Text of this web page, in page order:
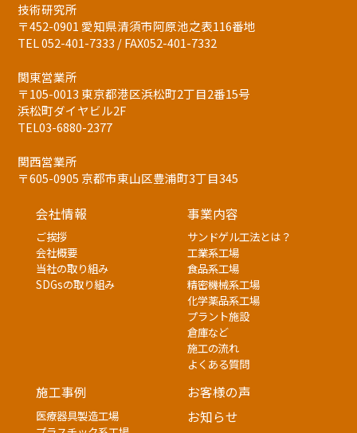
技術研究所
〒452-0901 愛知県清須市阿原池之表116番地
TEL 052-401-7333 / FAX052-401-7332
関東営業所
〒105-0013 東京都港区浜松町2丁目2番15号
浜松町ダイヤビル2F
TEL03-6880-2377
関西営業所
〒605-0905 京都市東山区豊浦町3丁目345
会社情報
ご挨拶
会社概要
当社の取り組み
SDGsの取り組み
事業内容
サンドゲル工法とは？
工業系工場
食品系工場
精密機械系工場
化学薬品系工場
プラント施設
倉庫など
施工の流れ
よくある質問
施工事例
医療器具製造工場
お客様の声
お知らせ